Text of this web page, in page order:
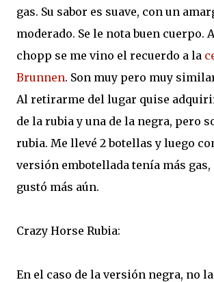
gas. Su sabor es suave, con un
moderado. Se le nota buen cuerpo.
chopp se me vino el recuerdo a la
Brunnen. Son muy pero muy
Al retirarme del lugar quise
de la rubia y una de la negra, pero
rubia. Me llevé 2 botellas y luego
versión embotellada tenía más gas,
gustó más aún.
Crazy Horse Rubia:
En el caso de la versión negra, no